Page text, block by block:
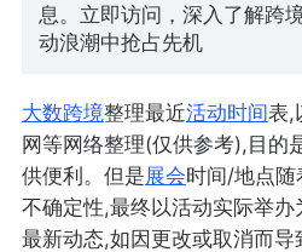
息。立即访问，深入了解跨
动浪潮中抢占先机
大数跨境整理最近活动时间表,
网等网络整理(仅供参考),目的
供便利。但是展会时间/地点随
不确定性,最终以活动实际举
最新动态,如因更改或取消而